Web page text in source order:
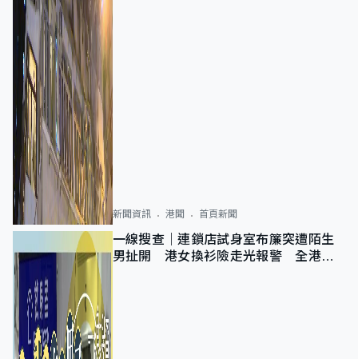
新聞資訊 港聞 首頁新聞
一線搜查｜連鎖店試身室布簾突遭陌生
男扯開 港女換衫險走光報警 全港分